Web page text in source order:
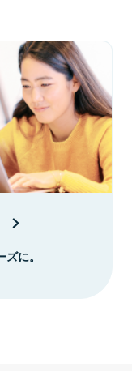
に。